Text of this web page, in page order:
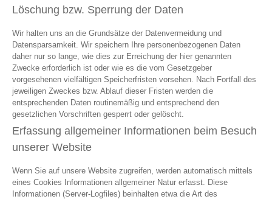
Löschung bzw. Sperrung der Daten
Wir halten uns an die Grundsätze der Datenvermeidung und
Datensparsamkeit. Wir speichern Ihre personenbezogenen Daten
daher nur so lange, wie dies zur Erreichung der hier genannten
Zwecke erforderlich ist oder wie es die vom Gesetzgeber
vorgesehenen vielfältigen Speicherfristen vorsehen. Nach Fortfall des
jeweiligen Zweckes bzw. Ablauf dieser Fristen werden die
entsprechenden Daten routinemäßig und entsprechend den
gesetzlichen Vorschriften gesperrt oder gelöscht.
Erfassung allgemeiner Informationen beim Besuch
unserer Website
Wenn Sie auf unsere Website zugreifen, werden automatisch mittels
eines Cookies Informationen allgemeiner Natur erfasst. Diese
Informationen (Server-Logfiles) beinhalten etwa die Art des